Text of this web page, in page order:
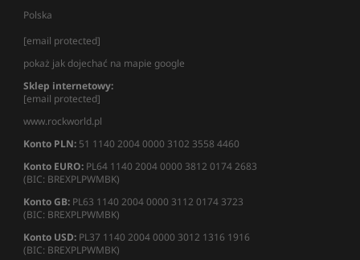
Polska
[email protected]
pokaż jak dojechać na mapie google
Sklep internetowy:
[email protected]
www.rockworld.pl
Konto PLN: 51 1140 2004 0000 3102 3558 4460
Konto EURO: PL64 1140 2004 0000 3812 0174 2683
(BIC: BREXPLPWMBK)
Konto GB: PL63 1140 2004 0000 3112 0174 3723
(BIC: BREXPLPWMBK)
Konto USD: PL37 1140 2004 0000 3012 1316 1916
(BIC: BREXPLPWMBK)